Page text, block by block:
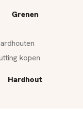
Grenen
Hardhout